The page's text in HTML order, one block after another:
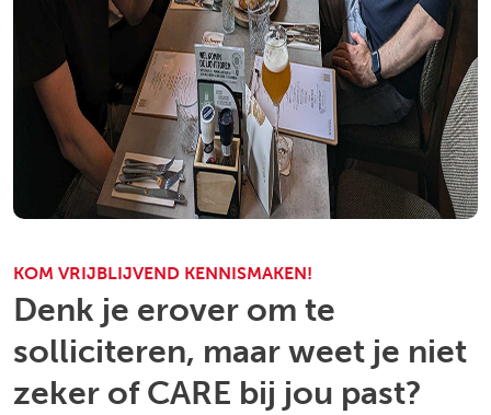
KOM VRIJBLIJVEND KENNISMAKEN!
Denk je erover om te
solliciteren, maar weet je niet
zeker of CARE bij jou past?